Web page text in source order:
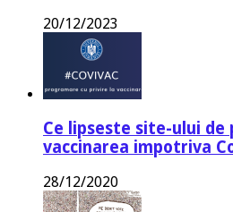
20/12/2023
Ce lipseste site-ului de
vaccinarea impotriva
28/12/2020